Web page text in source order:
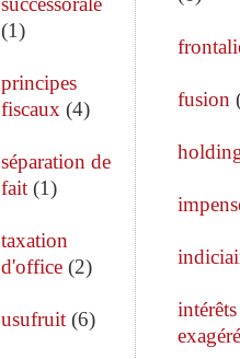
(1)
principes
fiscaux (4)
séparation de
fait(1)
taxation
d'office(2)
usufruit(6)
fusion
intérêts